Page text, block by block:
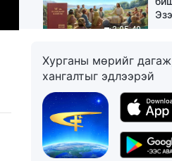
3:05:49
1:41:51
Хурганы мөрийг
хангалтыг эдлээрэй